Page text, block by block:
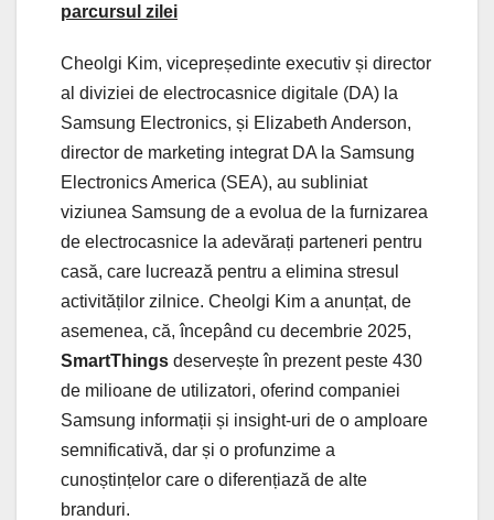
parcursul zilei
Cheolgi Kim, vicepreședinte executiv și director
al diviziei de electrocasnice digitale (DA) la
Samsung Electronics, și Elizabeth Anderson,
director de marketing integrat DA la Samsung
Electronics America (SEA), au subliniat
viziunea Samsung de a evolua de la furnizarea
de electrocasnice la adevărați parteneri pentru
casă, care lucrează pentru a elimina stresul
activităților zilnice. Cheolgi Kim a anunțat, de
asemenea, că, începând cu decembrie 2025,
SmartThings deservește în prezent peste 430
de milioane de utilizatori, oferind companiei
Samsung informații și insight-uri de o amploare
semnificativă, dar și o profunzime a
cunoștințelor care o diferențiază de alte
branduri.